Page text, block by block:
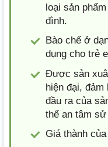
loại sản
đình.
Bào chế ở
dụng cho trẻ
Được sản
hiện đại,
đầu ra của
thể an tâm sử
Giá thành